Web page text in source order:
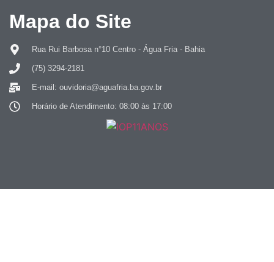
Mapa do Site
Rua Rui Barbosa n°10 Centro - Água Fria - Bahia
(75) 3294-2181
E-mail: ouvidoria@aguafria.ba.gov.br
Horário de Atendimento: 08:00 às 17:00